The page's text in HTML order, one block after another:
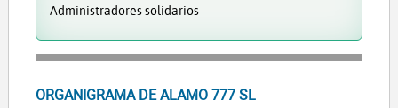
Administradores solidarios
ORGANIGRAMA DE ALAMO 777 SL